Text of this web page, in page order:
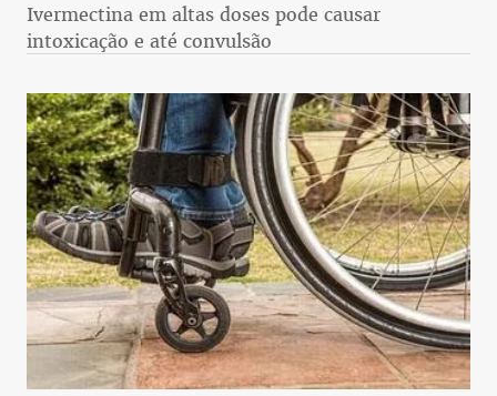
Ivermectina em altas doses pode causar
intoxicação e até convulsão